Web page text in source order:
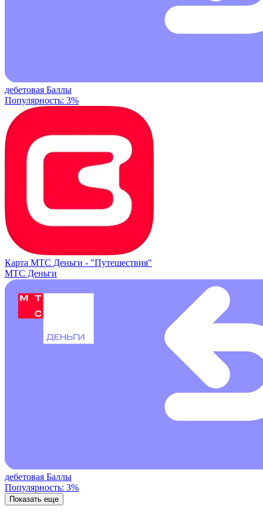
дебетовая Баллы
Популярность: 3%
Карта МТС Деньги - "Путешествия"
МТС Деньги
дебетовая Баллы
Популярность: 3%
Показать еще